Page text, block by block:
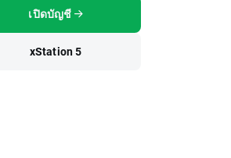
เปิดบัญชี
xStation 5